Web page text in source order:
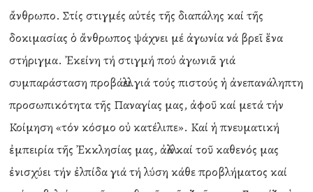
ἄνθρωπο. Στίς στιγμές αὐτές τῆς διαπάλης καί τῆς
δοκιμασίας ὁ ἄνθρωπος ψάχνει μέ ἀγωνία νά βρεῖ ἕνα
στήριγμα. Ἐκείνη τή στιγμή πού ἀγωνιᾶ γιά
συμπαράσταση προβάλλει γιά τούς πιστούς ἡ ἀνεπανάληπτη
προσωπικότητα τῆς Παναγίας μας, ἀφοῦ καί μετά τήν
Κοίμηση «τόν κόσμο οὐ κατέλιπε». Καί ἡ πνευματική
ἐμπειρία τῆς Ἐκκλησίας μας, ἀλλά καί τοῦ καθενός μας
ἐνισχύει τήν ἐλπίδα γιά τή λύση κάθε προβλήματος καί